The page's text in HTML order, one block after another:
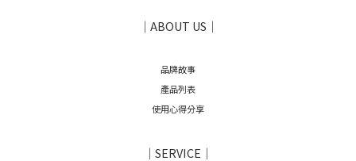
｜ABOUT US｜
品牌故事
產品列表
使用心得分享
｜SERVICE｜